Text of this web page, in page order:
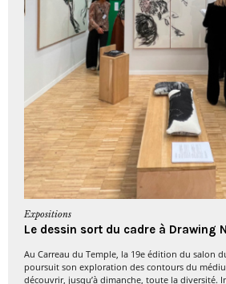
Expositions
Le dessin sort du cadre à Drawing
Au Carreau du Temple, la 19e édition du salon
poursuit son exploration des contours du
découvrir, jusqu’à dimanche, toute la diversité.